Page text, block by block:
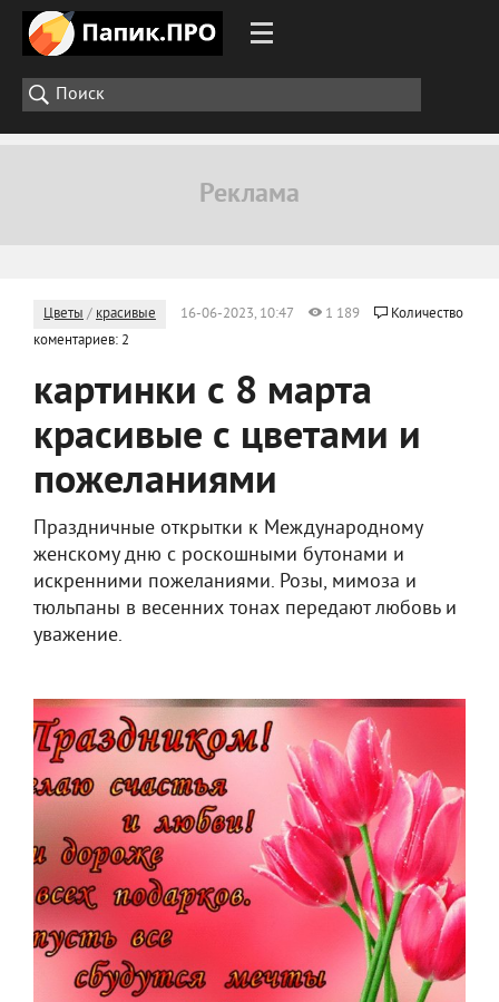
Цветы / красивые 16-06-2023, 10:47 1 189
Количество
коментариев: 2
картинки с 8 марта
красивые с цветами и
пожеланиями
Праздничные открытки к Международному
женскому дню с роскошными бутонами и
искренними пожеланиями. Розы, мимоза и
тюльпаны в весенних тонах передают любовь и
уважение.